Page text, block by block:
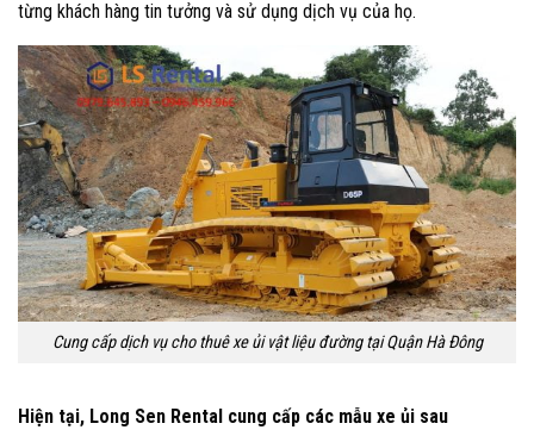
từng khách hàng tin tưởng và sử dụng dịch vụ của họ.
Cung cấp dịch vụ cho thuê xe ủi vật liệu đường tại Quận Hà Đông
Hiện tại, Long Sen Rental cung cấp các mẫu xe ủi sau